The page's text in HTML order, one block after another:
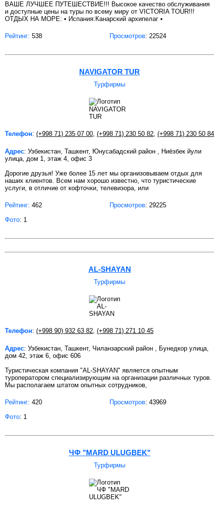
ВАШЕ ЛУЧШЕЕ ПУТЕШЕСТВИЕ!!! Высокое качество обслуживания
и доступные цены на туры по всему миру от VICTORIA TOUR!!!
ОТДЫХ НА МОРЕ: • Испания:Канарский архипелаг •
Рейтинг: 538 Просмотров: 22524
NAVIGATOR TUR
Турфирмы
Телефон: (+998 71) 235 07 00, (+998 71) 230 50 82, (+998 71) 230 50 84
Адрес: Узбекистан, Ташкент, Юнусабадский район , Ниёзбек йули
улица, дом 1, этаж 4, офис 3
Дорогие друзья! Уже более 15 лет мы организовываем отдых для
наших клиентов. Всем нам хорошо известно, что туристические
услуги, в отличие от кофточки, телевизора, или
Рейтинг: 462 Просмотров: 29225
Фото: 1
AL-SHAYAN
Турфирмы
Телефон: (+998 90) 932 63 82 (+998 71) 271 10 45
Адрес: Узбекистан, Ташкент, Чиланзарский район , Бунедкор улица,
дом 42, этаж 6, офис 606
Туристическая компания "AL-SHAYAN" является опытным
туроператором специализирующим на организации различных туров.
Мы располагаем штатом опытных сотрудников,
Рейтинг: 420 Просмотров: 43969
Фото: 1
ЧФ "MARD ULUGBEK"
Турфирмы